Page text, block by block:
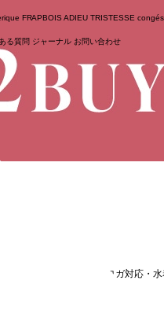
FRAPBOIS ADIEU TRISTESSE
る質問 ジャーナル お問い合わせ
ト・吸汗速乾・ホットヨガ対応・水